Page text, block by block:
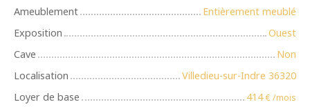
Ameublement
Entièrement meublé
Exposition
Ouest
Cave
Non
Localisation
Villedieu-sur-Indre 36320
Loyer de base
414€ /mois